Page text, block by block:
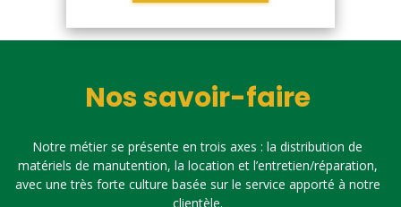
Nos savoir-faire
Notre métier se présente en trois axes : la distribution de
matériels de manutention, la location et l’entretien/réparation,
avec une très forte culture basée sur le service apporté à notre
clientèle.